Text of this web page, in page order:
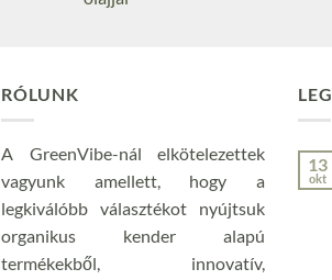
RÓLUNK
A GreenVibe-nál elkötelezettek
vagyunk amellett, hogy a
legkiválóbb választékot nyújtsuk
organikus kender alapú
termékekből, innovatív,
13
okt